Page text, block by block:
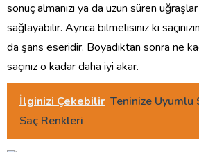
sonuç almanızı ya da uzun süren uğraşlar
sağlayabilir. Ayrıca bilmelisiniz ki
da şans eseridir. Boyadıktan sonra ne
saçınız o kadar daha iyi akar.
İlginizi Çekebilir Teninize Uyumlu
Saç Renkleri